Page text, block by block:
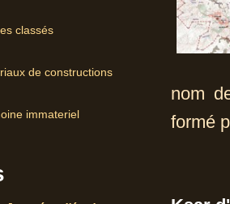
classés
de constructions
immateriel
nom
formé